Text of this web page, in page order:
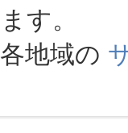
す。
地域の